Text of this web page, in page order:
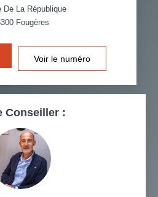
VOITURE
ECOLES ET CRÈCHES
De La République
Fougères
Voir le numéro
Conseiller :